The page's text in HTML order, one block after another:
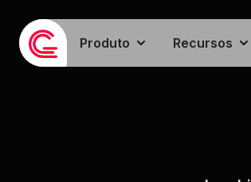
Produto Recursos